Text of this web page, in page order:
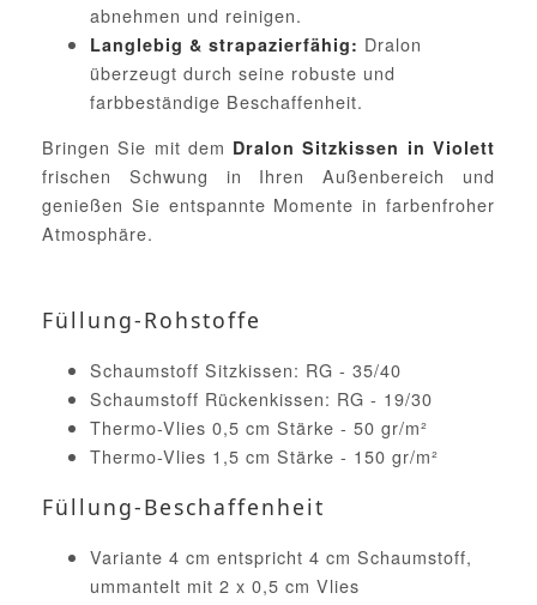
abnehmen und reinigen.
Langlebig & strapazierfähig: Dralon
überzeugt durch seine robuste und
farbbeständige Beschaffenheit.
Bringen Sie mit dem Dralon Sitzkissen in Violett
frischen Schwung in Ihren Außenbereich und
genießen Sie entspannte Momente in farbenfroher
Atmosphäre.
Füllung-Rohstoffe
Schaumstoff Sitzkissen: RG - 35/40
Schaumstoff Rückenkissen: RG - 19/30
Thermo-Vlies 0,5 cm Stärke - 50 gr/m²
Thermo-Vlies 1,5 cm Stärke - 150 gr/m²
Füllung-Beschaffenheit
Variante 4 cm entspricht 4 cm Schaumstoff,
ummantelt mit 2 x 0,5 cm Vlies